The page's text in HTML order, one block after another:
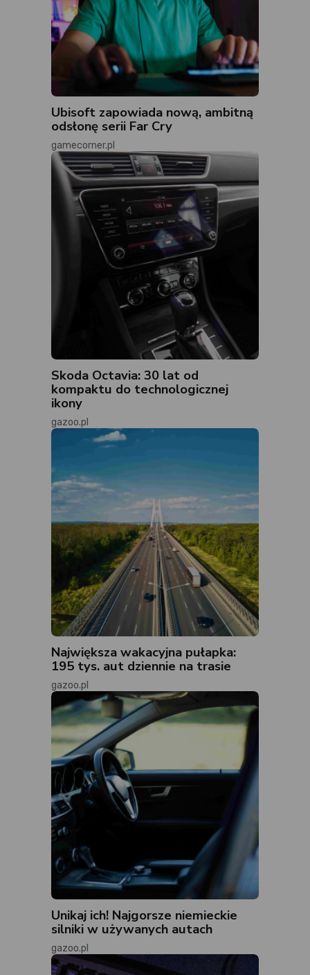
Ubisoft zapowiada nową, ambitną
odsłonę serii Far Cry
gamecorner.pl
Skoda Octavia: 30 lat od
kompaktu do technologicznej
ikony
gazoo.pl
Największa wakacyjna pułapka:
195 tys. aut dziennie na trasie
gazoo.pl
Unikaj ich! Najgorsze niemieckie
silniki w używanych autach
gazoo.pl